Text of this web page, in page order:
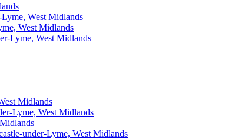
West Midlands
West Midlands
Lyme, West Midlands
Midlands
Lyme, West Midlands
under-Lyme, West Midlands